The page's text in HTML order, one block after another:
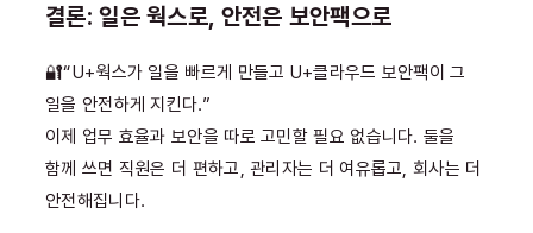
결론: 일은 웍스로, 안전은 보안팩으로
🔐“U+웍스가 일을 빠르게 만들고 U+클라우드 보안팩이 그
일을 안전하게 지킨다.”
이제 업무 효율과 보안을 따로 고민할 필요 없습니다. 둘을
함께 쓰면 직원은 더 편하고, 관리자는 더 여유롭고, 회사는 더
안전해집니다.